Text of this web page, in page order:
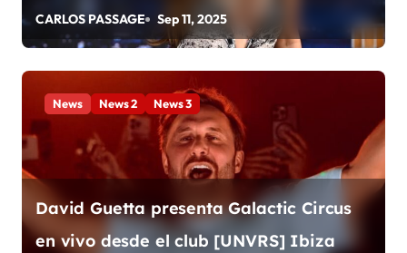
a
s
CARLOS PASSAGE Sep 11, 2025
News News 2 News 3
David Guetta presenta Galactic Circus
en vivo desde el club [UNVRS] Ibiza